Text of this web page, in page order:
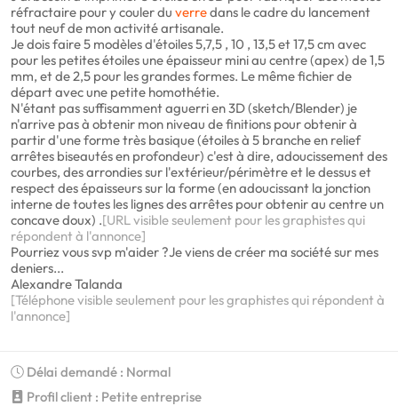
réfractaire pour y couler du verredans le cadre du lancement
tout neuf de mon activité artisanale.
Je dois faire 5 modèles d'étoiles 5,7,5 , 10 , 13,5 et 17,5 cm avec
pour les petites étoiles une épaisseur mini au centre (apex) de 1,5
mm, et de 2,5 pour les grandes formes. Le même fichier de
départ avec une petite homothétie.
N'étant pas suffisamment aguerri en 3D (sketch/Blender) je
n'arrive pas à obtenir mon niveau de finitions pour obtenir à
partir d'une forme très basique (étoiles à 5 branche en relief
arrêtes biseautés en profondeur) c'est à dire, adoucissement des
courbes, des arrondies sur l'extérieur/périmètre et le dessus et
respect des épaisseurs sur la forme (en adoucissant la jonction
interne de toutes les lignes des arrêtes pour obtenir au centre un
concave doux) .[URL visible seulement pour les graphistes qui
répondent à l'annonce]
Pourriez vous svp m'aider ?Je viens de créer ma société sur mes
deniers...
Alexandre Talanda
[Téléphone visible seulement pour les graphistes qui répondent à
l'annonce]
Délai demandé : Normal
Profil client : Petite entreprise